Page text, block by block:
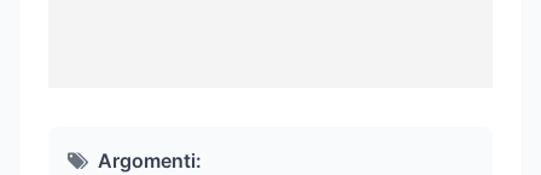
Argomenti: